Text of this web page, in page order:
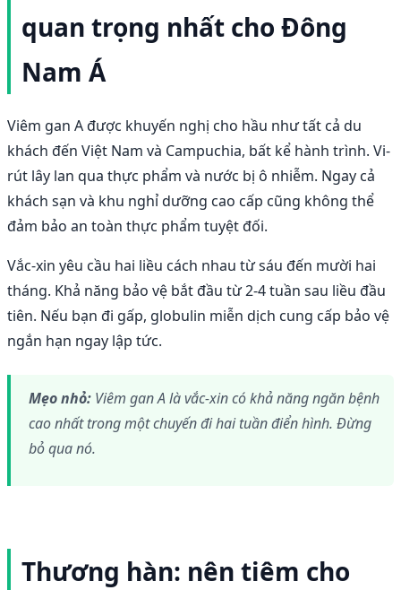
quan trọng nhất cho Đông
Nam Á
Viêm gan A được khuyến nghị cho hầu như tất cả du
khách đến Việt Nam và Campuchia, bất kể hành trình. Vi-
rút lây lan qua thực phẩm và nước bị ô nhiễm. Ngay cả
khách sạn và khu nghỉ dưỡng cao cấp cũng không thể
đảm bảo an toàn thực phẩm tuyệt đối.
Vắc-xin yêu cầu hai liều cách nhau từ sáu đến mười hai
tháng. Khả năng bảo vệ bắt đầu từ 2-4 tuần sau liều đầu
tiên. Nếu bạn đi gấp, globulin miễn dịch cung cấp bảo vệ
ngắn hạn ngay lập tức.
Mẹo nhỏ: Viêm gan A là vắc-xin có khả năng ngăn bệnh
cao nhất trong một chuyến đi hai tuần điển hình. Đừng
bỏ qua nó.
Thương hàn: nên tiêm cho